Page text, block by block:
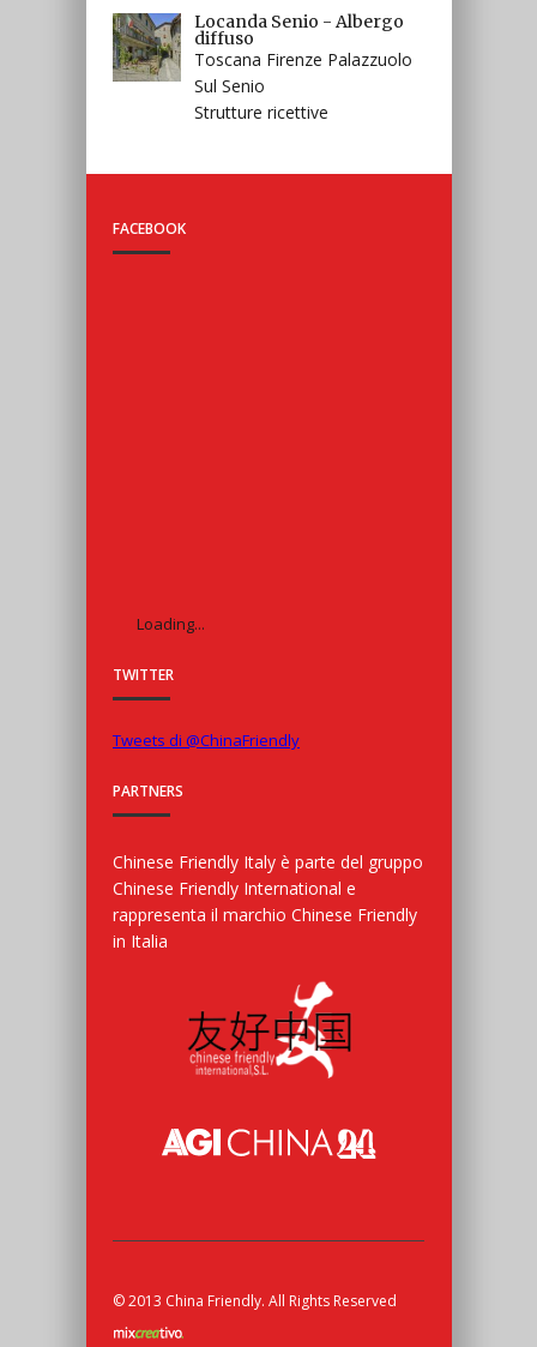
Pinacoteca
Piemonte Alessandria
Tortona
Musei e Luoghi D'arte
Locanda Senio - Albergo
diffuso
Toscana Firenze Palazzuolo
Sul Senio
Strutture ricettive
FACEBOOK
Loading...
TWITTER
Tweets di @ChinaFriendly
PARTNERS
Chinese Friendly Italy è parte del gruppo
Chinese Friendly International e
rappresenta il marchio Chinese Friendly
in Italia
© 2013 China Friendly. All Rights Reserved